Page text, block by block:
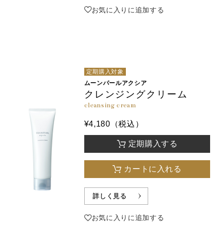
お気に入りに追加する
定期購入対象
ムーンパールアクシア
クレンジングクリーム
cleansing cream
¥4,180（税込）
定期購入する
カートに入れる
詳しく見る
お気に入りに追加する